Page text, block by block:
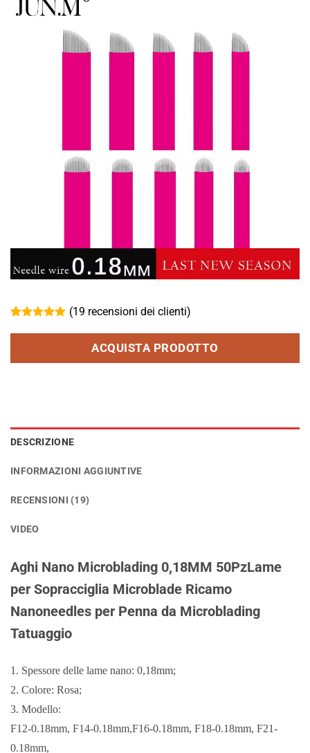
recensioni
(19 recensioni dei clienti)
ACQUISTA PRODOTTO
DESCRIZIONE
INFORMAZIONI AGGIUNTIVE
RECENSIONI (19)
VIDEO
Aghi Nano Microblading 0,18MM 50PzLame
per Sopracciglia Microblade Ricamo
Nanoneedles per Penna da Microblading
Tatuaggio
1. Spessore delle lame nano: 0,18mm;
2. Colore: Rosa;
3. Modello:
F12-0.18mm, F14-0.18mm,F16-0.18mm, F18-0.18mm, F21-
0.18mm,